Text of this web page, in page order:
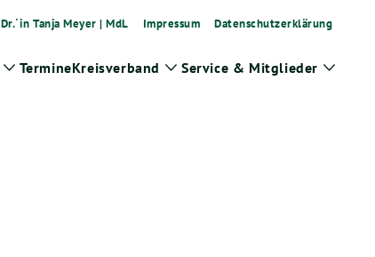
Dr.´in Tanja Meyer | MdL Impressum Datenschutzerklärung
Zeige
TermineKreisverband
Zeige
Service & Mitglieder Zeige